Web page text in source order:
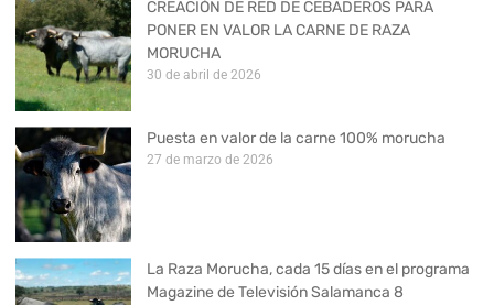
CREACIÓN DE RED DE CEBADEROS PARA
PONER EN VALOR LA CARNE DE RAZA
MORUCHA
30 de abril de 2026
Puesta en valor de la carne 100% morucha
27 de marzo de 2026
La Raza Morucha, cada 15 días en el programa
Magazine de Televisión Salamanca 8